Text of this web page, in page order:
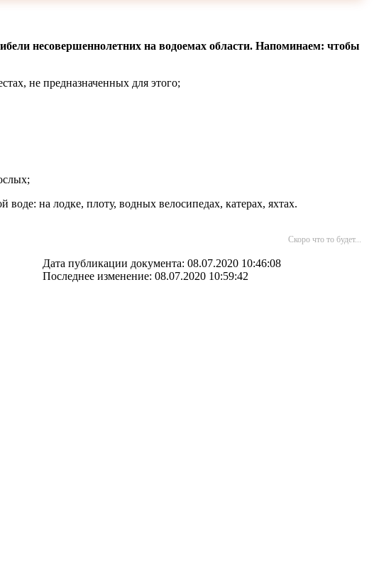
несовершеннолетних на водоемах области. Напоминаем: чтобы
не предназначенных для этого;
на лодке, плоту, водных велосипедах, катерах, яхтах.
Скоро что то будет...
Дата публикации документа: 08.07.2020 10:46:08
Последнее изменение: 08.07.2020 10:59:42